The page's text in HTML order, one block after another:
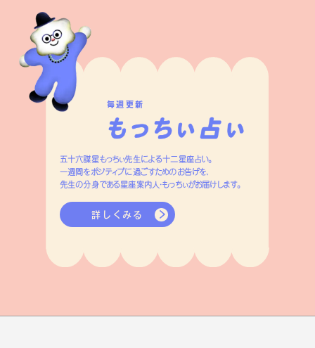
毎週更新
五十六謀星もっちぃ先生による十二星座占い。
一週間をポジティブに過ごすためのお告げを、
先生の分身である星座案内人・もっちぃがお届けします。
詳しくみる